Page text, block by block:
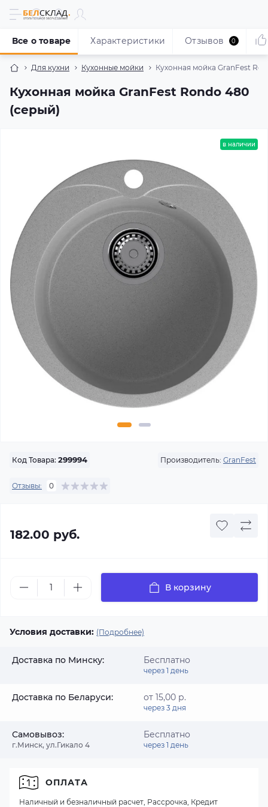
Для кухни Кухонные мойки Кухонная мойка GranFest
Кухонная мойка GranFest Rondo 480
(серый)
Все о товаре Характеристики Отзывов 0
в наличии
Код Товара: 299994 Производитель: GranFest
Отзывы: 0
182.00 руб.
В корзину
Условия доставки: (Подробнее)
Доставка по Минску: Бесплатно
через 1 день
Доставка по Беларуси: от 15,00 р.
через 3 дня
Самовывоз:
г.Минск, ул.Гикало 4
Бесплатно
через 1 день
ОПЛАТА
Наличный и безналичный расчет, Рассрочка, Кредит